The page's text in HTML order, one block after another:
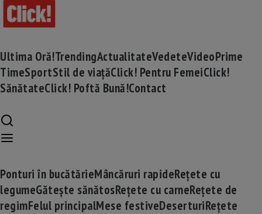
Ultima Oră!TrendingActualitateVedeteVideoPrime
TimeSportStil de viațăClick! Pentru FemeiClick!
SănătateClick! Poftă Bună!Contact
Ponturi în bucătărieMâncăruri rapideRețete cu
legumeGătește sănătosRețete cu carneRețete de
regimFelul principalMese festiveDeserturiRețete